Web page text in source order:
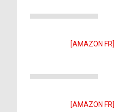
[AMAZON FR]
[AMAZON FR]